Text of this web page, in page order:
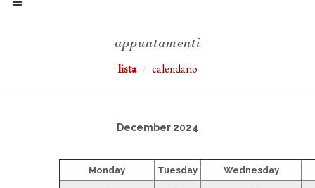
appuntamenti
lista calendario
December 2024
Monday Tuesday Wednesday